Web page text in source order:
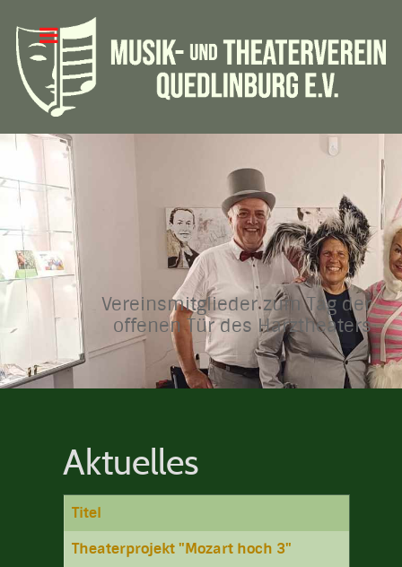
Vereinsmitglieder zum Tag der
offenen Tür des Harztheaters
Aktuelles
Beiträge
Titel
Theaterprojekt "Mozart hoch 3"